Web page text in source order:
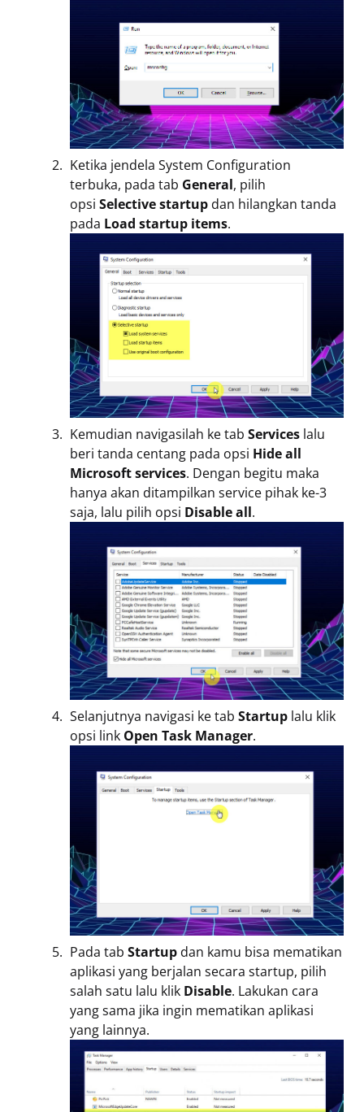
Ketika jendela System Configuration
terbuka, pada tab General, pilih
opsi Selective startup dan hilangkan tanda
pada Load startup items.
Kemudian navigasilah ke tab Services lalu
beri tanda centang pada opsi Hide all
Microsoft services. Dengan begitu maka
hanya akan ditampilkan service pihak ke-3
saja, lalu pilih opsi Disable all.
Selanjutnya navigasi ke tab Startup lalu klik
opsi link Open Task Manager.
Pada tab Startup dan kamu bisa mematikan
aplikasi yang berjalan secara startup, pilih
salah satu lalu klik Disable. Lakukan cara
yang sama jika ingin mematikan aplikasi
yang lainnya.